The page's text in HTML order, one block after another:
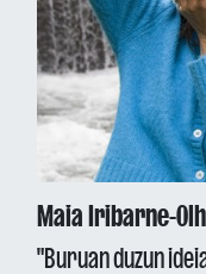
Maia Iribarne-
"Buruan duzun